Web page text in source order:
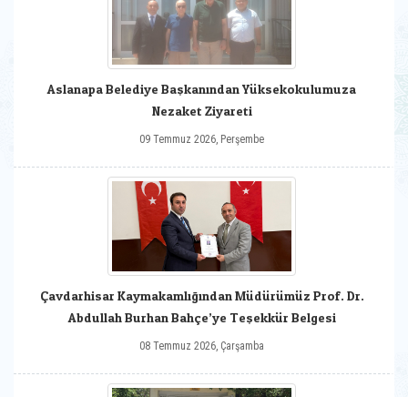
Aslanapa Belediye Başkanından Yüksekokulumuza
Nezaket Ziyareti
09 Temmuz 2026, Perşembe
Çavdarhisar Kaymakamlığından Müdürümüz Prof. Dr.
Abdullah Burhan Bahçe’ye Teşekkür Belgesi
08 Temmuz 2026, Çarşamba